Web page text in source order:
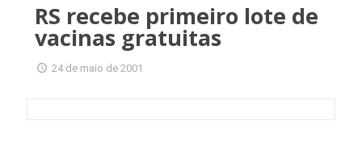
RS recebe primeiro lote de
vacinas gratuitas
24 de maio de 2001